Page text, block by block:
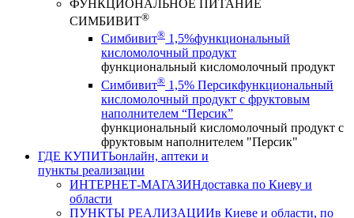
ФУНКЦИОНАЛЬНОЕ ПИТАНИЕ
СИМБИВИТ®
Симбивит® 1,5%функциональный
кисломолочный продукт
функциональный кисломолочный продукт
Симбивит® 1,5% Персикфункциональный
кисломолочный продукт с фруктовым
наполнителем “Персик”
функциональный кисломолочный продукт с
фруктовым наполнителем "Персик"
ГДЕ КУПИТЬонлайн, аптеки и
пункты реализации
ИНТЕРНЕТ-МАГАЗИНдоставка по Киеву и
области
ПУНКТЫ РЕАЛИЗАЦИИв Киеве и области, по